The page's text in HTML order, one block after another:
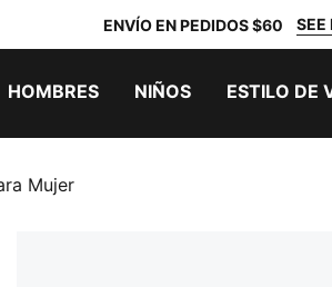
ENVÍO EN PEDIDOS $60 SEE
HOMBRES NIÑOS ESTILO DE
Mujer